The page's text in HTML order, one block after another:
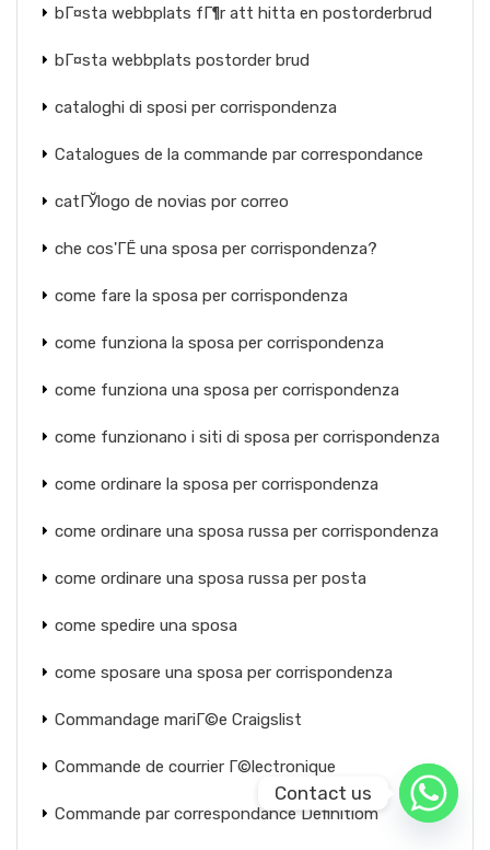
bГ¤sta webbplats fГ¶r att hitta en postorderbrud
bГ¤sta webbplats postorder brud
cataloghi di sposi per corrispondenza
Catalogues de la commande par correspondance
catГЎlogo de novias por correo
che cos'ГЁ una sposa per corrispondenza?
come fare la sposa per corrispondenza
come funziona la sposa per corrispondenza
come funziona una sposa per corrispondenza
come funzionano i siti di sposa per corrispondenza
come ordinare la sposa per corrispondenza
come ordinare una sposa russa per corrispondenza
come ordinare una sposa russa per posta
come spedire una sposa
come sposare una sposa per corrispondenza
Commandage mariГ©e Craigslist
Commande de courrier Г©lectronique
Commande par correspondance Definitiom
Contact us